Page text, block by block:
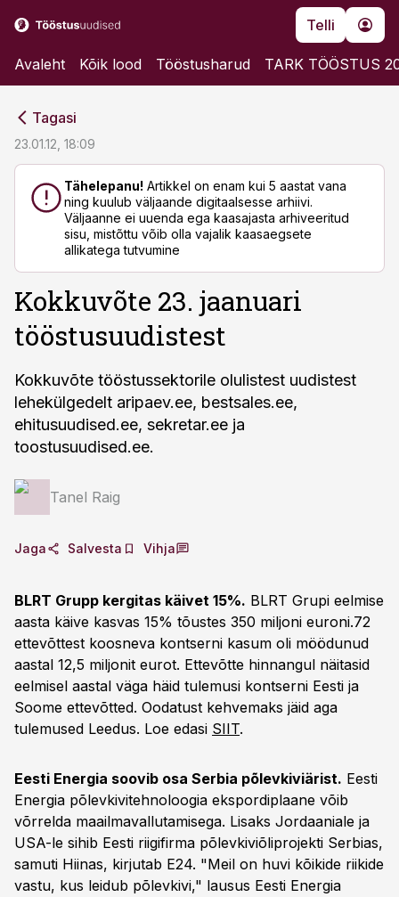
Telli
Avaleht Kõik lood Tööstusharud TARK TÖÖSTUS
Tagasi
23.01.12, 18:09
Tähelepanu! Artikkel on enam kui 5 aastat vana
ning kuulub väljaande digitaalsesse arhiivi.
Väljaanne ei uuenda ega kaasajasta arhiveeritud
sisu, mistõttu võib olla vajalik kaasaegsete
allikatega tutvumine
Kokkuvõte 23. jaanuari
tööstusuudistest
Kokkuvõte tööstussektorile olulistest uudistest
lehekülgedelt aripaev.ee, bestsales.ee,
ehitusuudised.ee, sekretar.ee ja
toostusuudised.ee.
Tanel Raig
Jaga Salvesta Vihja
BLRT Grupp kergitas käivet 15%. BLRT Grupi eelmise
aasta käive kasvas 15% tõustes 350 miljoni euroni.72
ettevõttest koosneva kontserni kasum oli möödunud
aastal 12,5 miljonit eurot. Ettevõtte hinnangul näitasid
eelmisel aastal väga häid tulemusi kontserni Eesti ja
Soome ettevõtted. Oodatust kehvemaks jäid aga
tulemused Leedus. Loe edasi SIIT.
Eesti Energia soovib osa Serbia põlevkiviärist. Eesti
Energia põlevkivitehnoloogia ekspordiplaane võib
võrrelda maailmavallutamisega. Lisaks Jordaaniale ja
USA-le sihib Eesti riigifirma põlevkiviõliprojekti Serbias,
samuti Hiinas, kirjutab E24. "Meil on huvi kõikide riikide
vastu, kus leidub põlevkivi," lausus Eesti Energia